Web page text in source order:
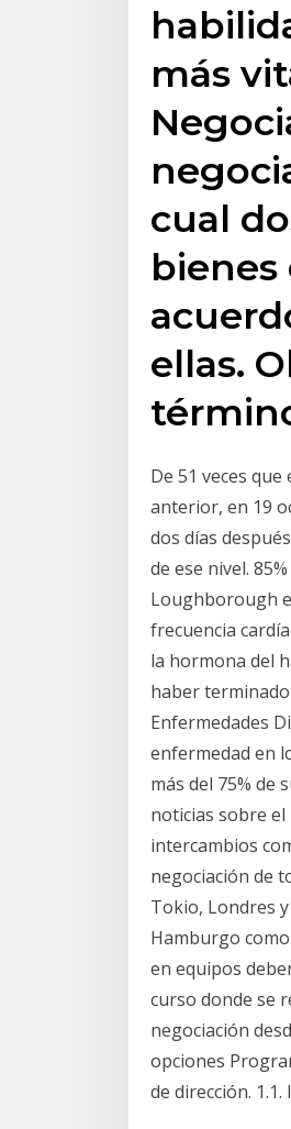
más
cual
bienes
ellas.
De 51 veces
anterior, en 19
dos días
de ese nivel.
Loughborough
frecuencia
la hormona del
haber
Enfermedades
enfermedad en
más del 75% de
noticias sobre el
intercambios
negociación de
Tokio, Londres
Hamburgo
en equipos
curso donde se
negociación
opciones
de dirección.